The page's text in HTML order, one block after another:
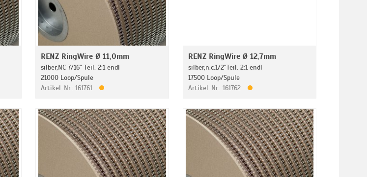
RENZ RingWire Ø 11,0mm
silber,NC 7/16" Teil. 2:1 endl
21000 Loop/Spule
Artikel-Nr.: 161761
RENZ RingWire Ø 12,7mm
silber,n.c.1/2"Teil. 2:1 endl
17500 Loop/Spule
Artikel-Nr.: 161762